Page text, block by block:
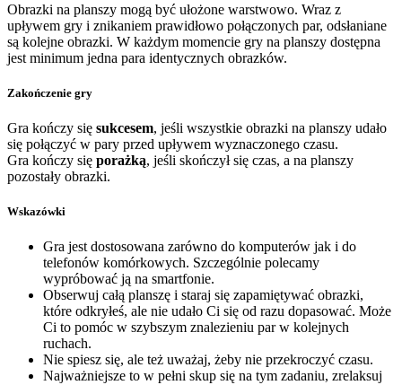
Obrazki na planszy mogą być ułożone warstwowo. Wraz z
upływem gry i znikaniem prawidłowo połączonych par, odsłaniane
są kolejne obrazki. W każdym momencie gry na planszy dostępna
jest minimum jedna para identycznych obrazków.
Zakończenie gry
Gra kończy się sukcesem, jeśli wszystkie obrazki na planszy udało
się połączyć w pary przed upływem wyznaczonego czasu.
Gra kończy się porażką, jeśli skończył się czas, a na planszy
pozostały obrazki.
Wskazówki
Gra jest dostosowana zarówno do komputerów jak i do
telefonów komórkowych. Szczególnie polecamy
wypróbować ją na smartfonie.
Obserwuj całą planszę i staraj się zapamiętywać obrazki,
które odkryłeś, ale nie udało Ci się od razu dopasować. Może
Ci to pomóc w szybszym znalezieniu par w kolejnych
ruchach.
Nie spiesz się, ale też uważaj, żeby nie przekroczyć czasu.
Najważniejsze to w pełni skup się na tym zadaniu, zrelaksuj